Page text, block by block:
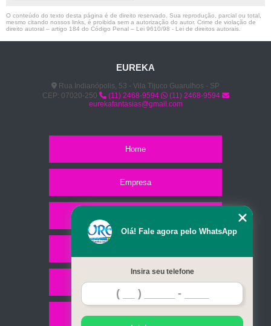
O conteúdo do texto desta página é de direito reservado. Sua reprodução, parcial ou total,
mesmo citando nossos links, é proibida sem a autorização do autor. Crime de violação de
direito autoral – artigo 184 do Código Penal – Lei 9610/98 - Lei de direitos autorais
EUREKA
Rua Indianópolis, 53 - Vila Tijuco Guarulhos - SP
CEP: 07020-250
(11) 2468-9594
(11) 2468-9594
eurekafantasias@gmail.com
Home
Empresa
Contato
Mapa do site
Olá! Fale agora pelo WhatsApp
Insira seu telefone